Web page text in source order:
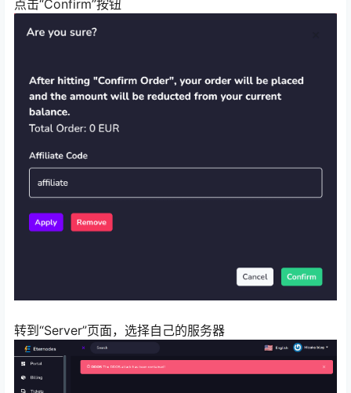
点击“Confirm”按钮
转到“Server”页面，选择自己的服务器